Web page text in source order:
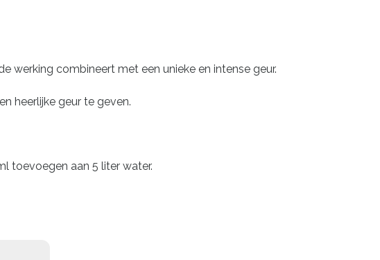
werking combineert met een unieke en intense geur.
heerlijke geur te geven.
toevoegen aan 5 liter water.